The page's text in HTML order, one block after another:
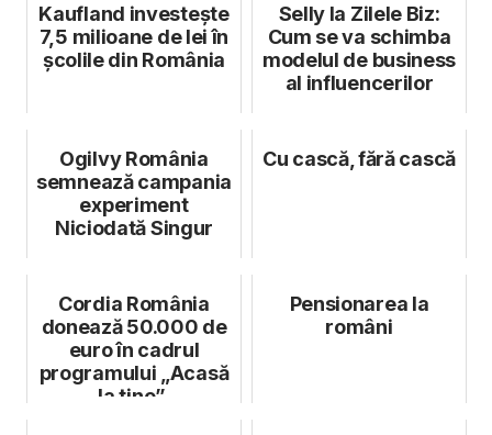
Kaufland investește
7,5 milioane de lei în
școlile din România
Selly la Zilele Biz:
Cum se va schimba
modelul de business
al influencerilor
Ogilvy România
semnează campania
experiment
Niciodată Singur
Cu cască, fără cască
Cordia România
donează 50.000 de
euro în cadrul
programului „Acasă
la tine”
Pensionarea la
români